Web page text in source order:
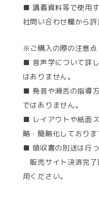
■ 講義資料等で使用
社問い合わせ欄から許
※ご購入の際の注意点
■ 音声学について詳
はありません。
■ 発音や滑舌の指導
ではありません。
■ レイアウトや紙面
略・簡略化しておりま
■ 領収書の別送は行っ
販売サイト決済完了
用ください。